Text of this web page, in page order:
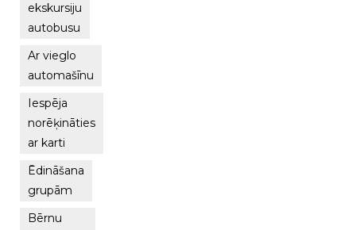
ekskursiju
autobusu
Ar vieglo
automašīnu
Iespēja
norēķināties
ar karti
Ēdināšana
grupām
Bērnu